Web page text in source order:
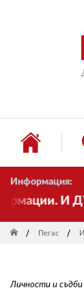
Информация:
И
Пегас
Личности и съдби